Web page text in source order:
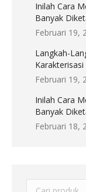
Inilah Cara
Banyak
Februari 19,
Langkah-
Februari 19,
Inilah Cara
Banyak
Februari 18,